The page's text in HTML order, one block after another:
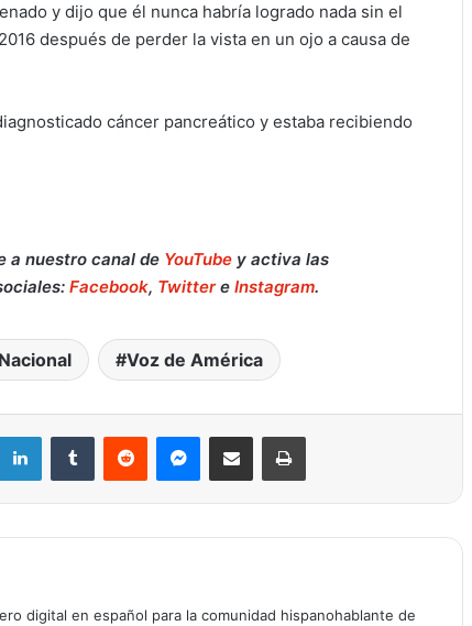
y dijo que él nunca habría logrado nada sin el
después de perder la vista en un ojo a causa de
cáncer pancreático y estaba recibiendo
a nuestro canal de YouTube y activa las
Facebook, Twittere Instagram.
Nacional Voz de América
digital en español para la comunidad hispanohablante de
Retiran del mercado fórmula para
botulismo infantil en EE. UU.: qué
hacer si la compraste en Target o en
línea
Muere a los 84 años el Reverendo
candidato presidencial
Oscar por Tender Mercies